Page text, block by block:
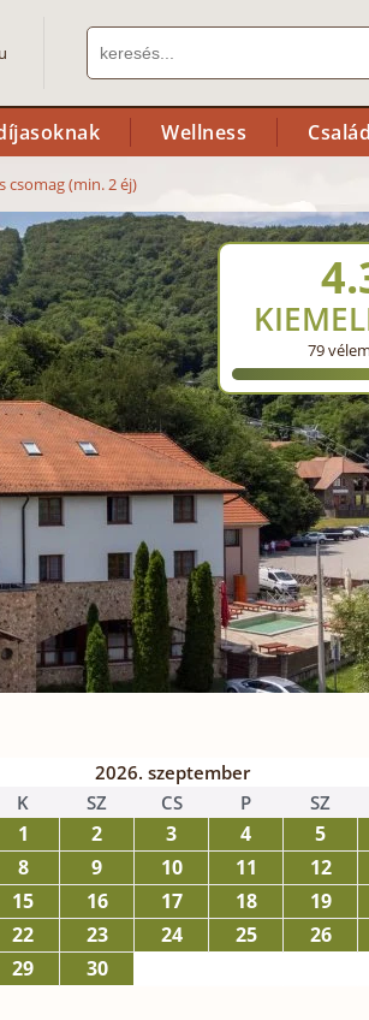
Wellness
csomag (min. 2 éj)
79
2026. szeptember
K SZ CS P SZ
1 2 3 4 5
8 9 10 11 12
15 16 17 18 19
22 23 24 25 26
29 30